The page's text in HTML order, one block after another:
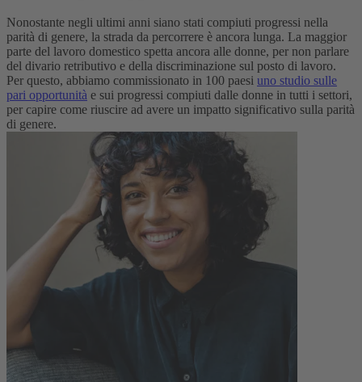
Nonostante negli ultimi anni siano stati compiuti progressi nella
parità di genere, la strada da percorrere è ancora lunga. La maggior
parte del lavoro domestico spetta ancora alle donne, per non parlare
del divario retributivo e della discriminazione sul posto di lavoro.
Per questo, abbiamo commissionato in 100 paesi uno studio sulle
pari opportunità e sui progressi compiuti dalle donne in tutti i settori,
per capire come riuscire ad avere un impatto significativo sulla parità
di genere.